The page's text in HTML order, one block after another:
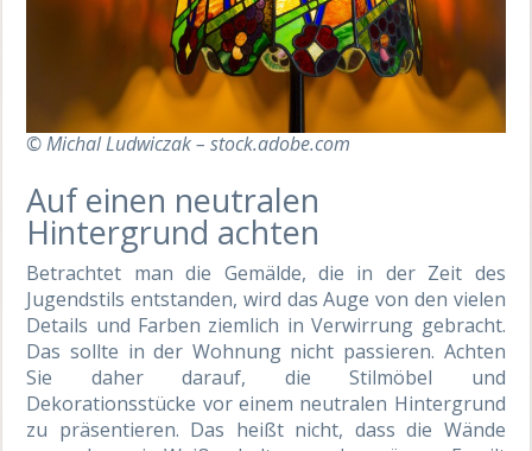
© Michal Ludwiczak – stock.adobe.com
Auf einen neutralen
Hintergrund achten
Betrachtet man die Gemälde, die in der Zeit des
Jugendstils entstanden, wird das Auge von den vielen
Details und Farben ziemlich in Verwirrung gebracht.
Das sollte in der Wohnung nicht passieren. Achten
Sie daher darauf, die Stilmöbel und
Dekorationsstücke vor einem neutralen Hintergrund
zu präsentieren. Das heißt nicht, dass die Wände